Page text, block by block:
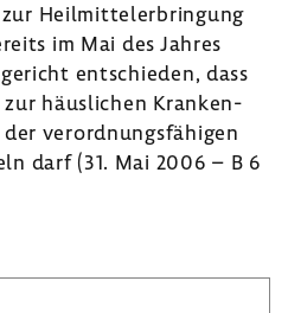
Heil­mit­teler­brin­gung
im Mai des Jahres
entschieden, dass
häus­li­chen Kran­ken­
verord­nungs­fä­higen
darf (31. Mai 2006 – B 6